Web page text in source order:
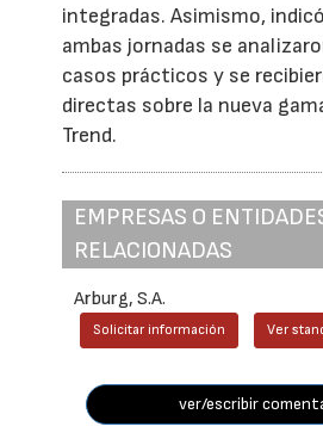
integradas. Asimismo,
ambas jornadas se
casos prácticos y se
directas sobre la nueva
Trend.
EMPRESAS O
RELACIONADAS
Arburg, S.A.
Solicitar información Ver
ver/escribir